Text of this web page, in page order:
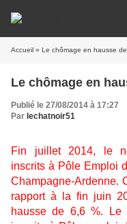
Accueil » Le chômage en hausse
Le chômage en
Publié le 27/08/2014 à 17:27
Par lechatnoir51
Fin juillet 2014, le
inscrits à Pôle Emploi
Champagne-Ardenne.
rapport à la fin juin
hausse de 6,6 %. Le